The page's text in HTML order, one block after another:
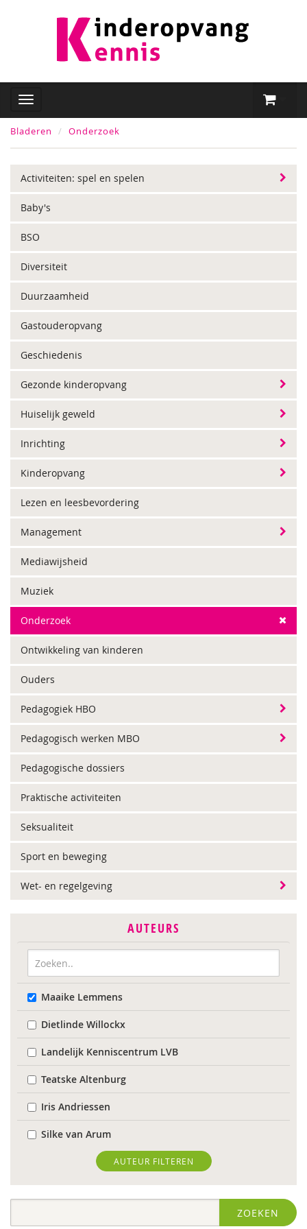
Bladeren Onderzoek
Activiteiten: spel en spelen
Baby's
BSO
Diversiteit
Duurzaamheid
Gastouderopvang
Geschiedenis
Gezonde kinderopvang
Huiselijk geweld
Inrichting
Kinderopvang
Lezen en leesbevordering
Management
Mediawijsheid
Muziek
Onderzoek
Ontwikkeling van kinderen
Ouders
Pedagogiek HBO
Pedagogisch werken MBO
Pedagogische dossiers
Praktische activiteiten
Seksualiteit
Sport en beweging
Wet- en regelgeving
AUTEURS
Maaike Lemmens
Dietlinde Willockx
Landelijk Kenniscentrum LVB
Teatske Altenburg
Iris Andriessen
Silke van Arum
Roli Ayutsede
Sebastiaan Baauw
AUTEUR FILTEREN
ZOEKEN